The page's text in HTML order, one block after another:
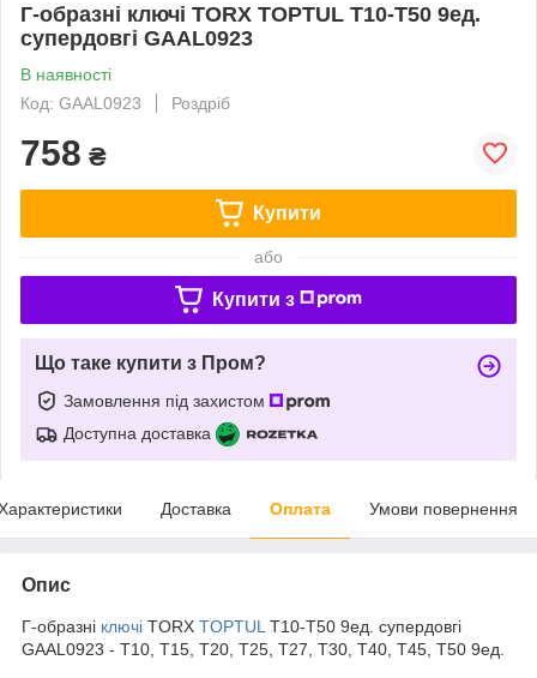
Г-образні ключі TORX TOPTUL T10-T50 9ед.
супердовгі GAAL0923
В наявності
Код: GAAL0923
Роздріб
758 ₴
Купити
або
Купити з
Що таке купити з Пром?
Замовлення під захистом
Доступна доставка
Доставка Оплата Умови повернення
Опис
Г-образні ключі TORX TOPTUL T10-T50 9ед. супердовгі
GAAL0923 - T10, Т15, Т20, Т25, Т27, Т30, T40, Т45, Т50 9ед.